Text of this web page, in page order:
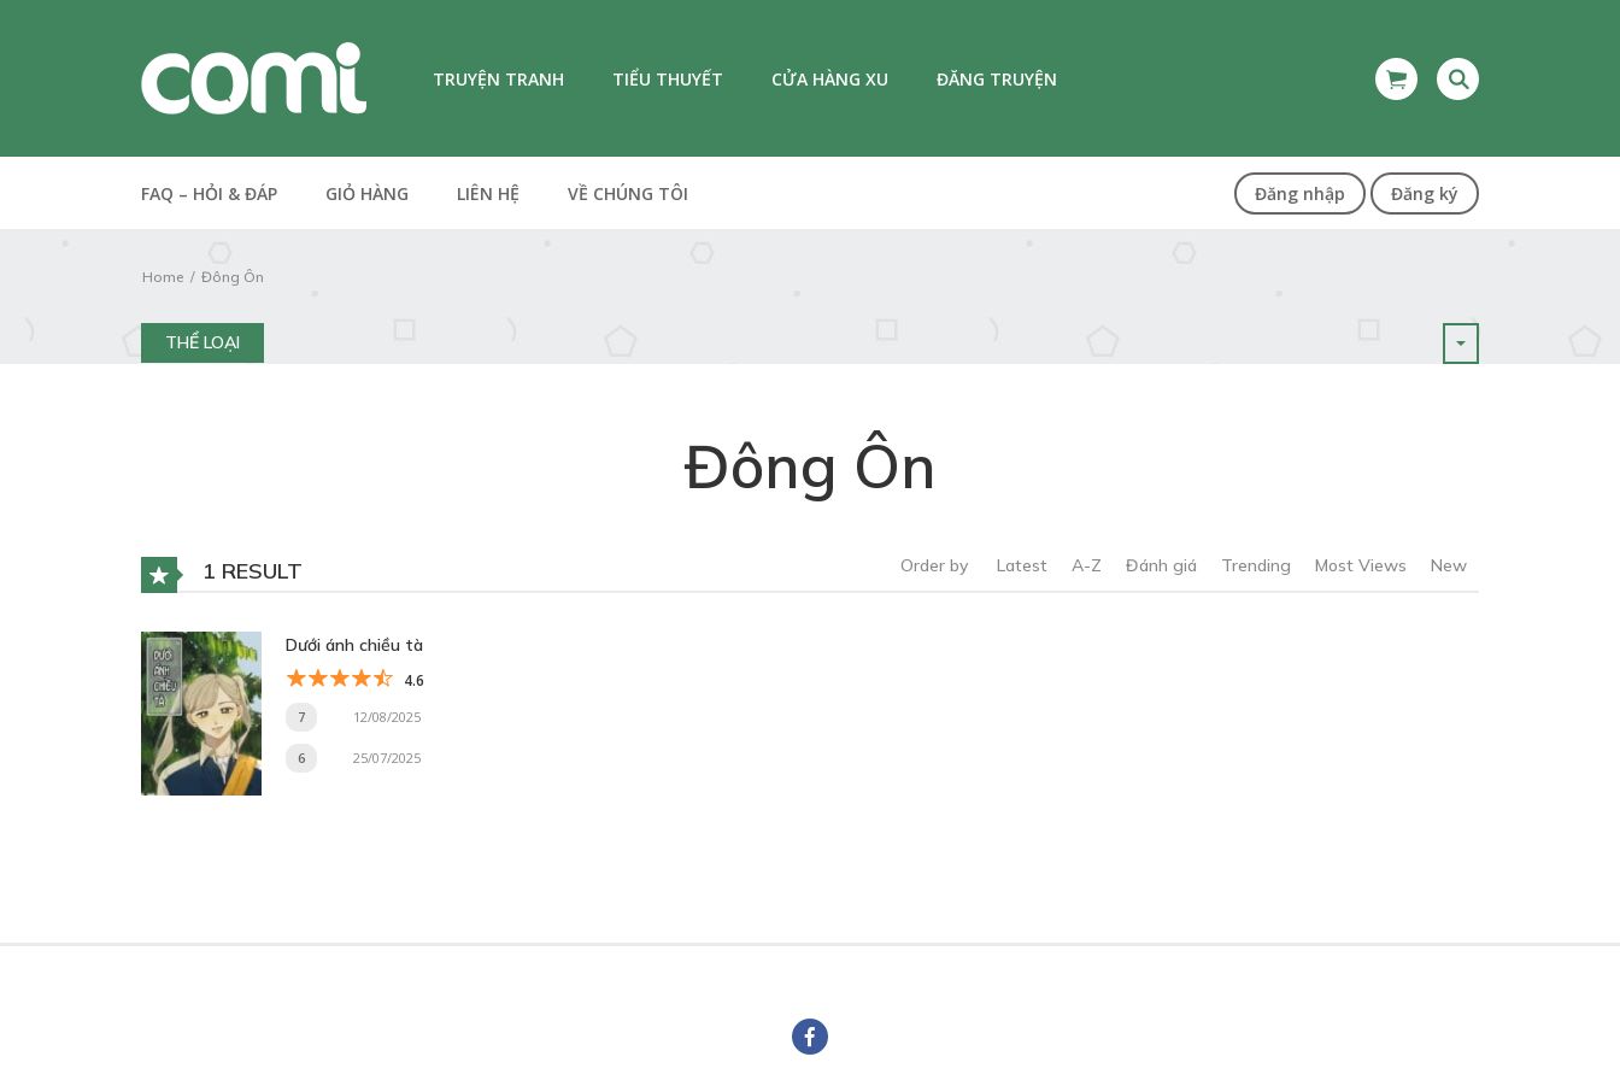
TRUYỆN TRANH TIỂU THUYẾT CỬA HÀNG XU ĐĂNG TRUYỆN
FAQ – HỎI & ĐÁP GIỎ HÀNG LIÊN HỆ VỀ CHÚNG TÔI Đăng nhập Đăng ký
Home Đông Ôn
THỂ LOẠI
Đông Ôn
1 RESULT Order by Latest A-Z Đánh giá Trending Most Views New
Dưới ánh chiều tà
4.6
7 12/08/2025
6 25/07/2025